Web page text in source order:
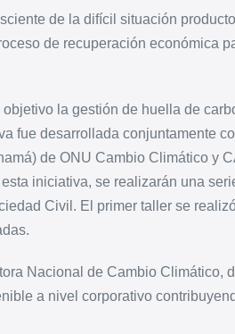
de la difícil situación
de recuperación económica
objetivo la gestión de huella de
fue desarrollada conjuntamente
de ONU Cambio Climático y
iniciativa, se realizarán una
Civil. El primer taller se
Nacional de Cambio Climático,
a nivel corporativo